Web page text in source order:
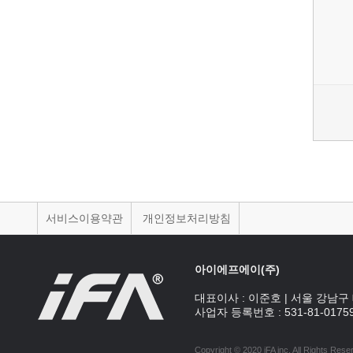
서비스이용약관 개인정보처리방침
아이에프에이(주)
대표이사 : 이준호 | 서울 강남구
사업자 등록번호 : 531-81-
Copyright © 2020 iFA inc . All Rights